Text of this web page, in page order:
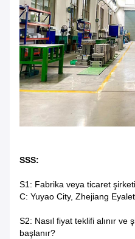
SSS:
S1: Fabrika veya ticaret
C: Yuyao City, Zhejiang
S2: Nasıl fiyat teklifi alınır ve
başlanır?